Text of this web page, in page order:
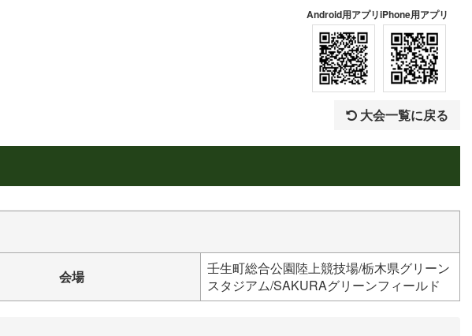
Android用アプリiPhone用アプリ
大会一覧に戻る
会場
壬生町総合公園陸上競技場/栃木県グリーン
スタジアム/SAKURAグリーンフィールド